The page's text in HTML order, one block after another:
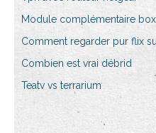
Module complémentaire
Comment regarder pur flix
Combien est vrai débrid
Teatv vs terrarium